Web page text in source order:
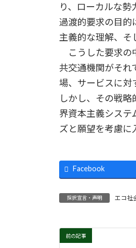
り、ローカルな
過渡的要求の目的
主義的な理解、そ
こうした要求の
共交通機関がそれ
場、サービスに対
しかし、その戦
界資本主義システ
ズと願望を考慮に
Facebook
採択宣言・声明 エコ社
前の記事